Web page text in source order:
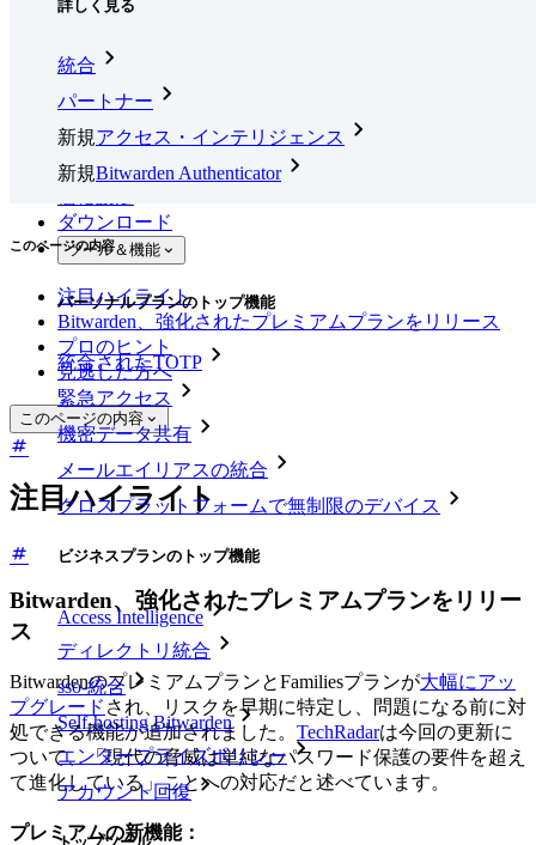
詳しく見る
統合
パートナー
新規アクセス・インテリジェンス
新規Bitwarden Authenticator
ダウンロード
ツール＆機能
パーソナルプランのトップ機能
統合されたTOTP
緊急アクセス
機密データ共有
メールエイリアスの統合
クロスプラットフォームで無制限のデバイス
ビジネスプランのトップ機能
Access Intelligence
ディレクトリ統合
sso-統合
Self-hosting Bitwarden
エンタープライズポリシー
アカウント回復
このページの内容
注目ハイライト
Bitwarden、強化されたプレミアムプランをリリース
プロのヒント
見逃した方へ
このページの内容
注目ハイライト
Bitwarden、強化されたプレミアムプランをリリー
ス
BitwardenのプレミアムプランとFamiliesプランが大幅にアッ
プグレード され、リスクを早期に特定し、問題になる前に対
処できる機能が追加されました。 TechRadarは今回の更新に
ついて、「現代の脅威は単純なパスワード保護の要件を超え
て進化している」ことへの対応だと述べています。
プレミアムの新機能：